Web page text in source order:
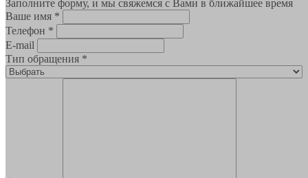
Заполните форму, и мы свяжемся с Вами в ближайшее время
Ваше имя *
Телефон *
E-mail
Тип обращения *